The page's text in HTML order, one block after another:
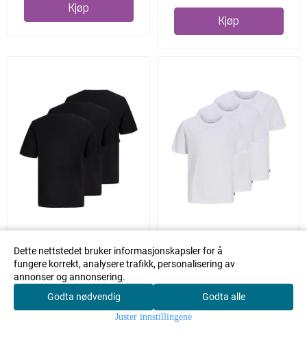
Søk
Kjøp
Kjøp
JACK & JONES JUNIOR 3.PK T-
SKJORTE REGULAR FIT ...
499,95
JACK & JONES JUNIOR 3.PK T-
499,95
Dette nettstedet bruker informasjonskapsler for å
fungere korrekt, analysere trafikk, personalisering av
annonser og annonsering.
Godta nødvendig
Godta alle
Juster innstillingene